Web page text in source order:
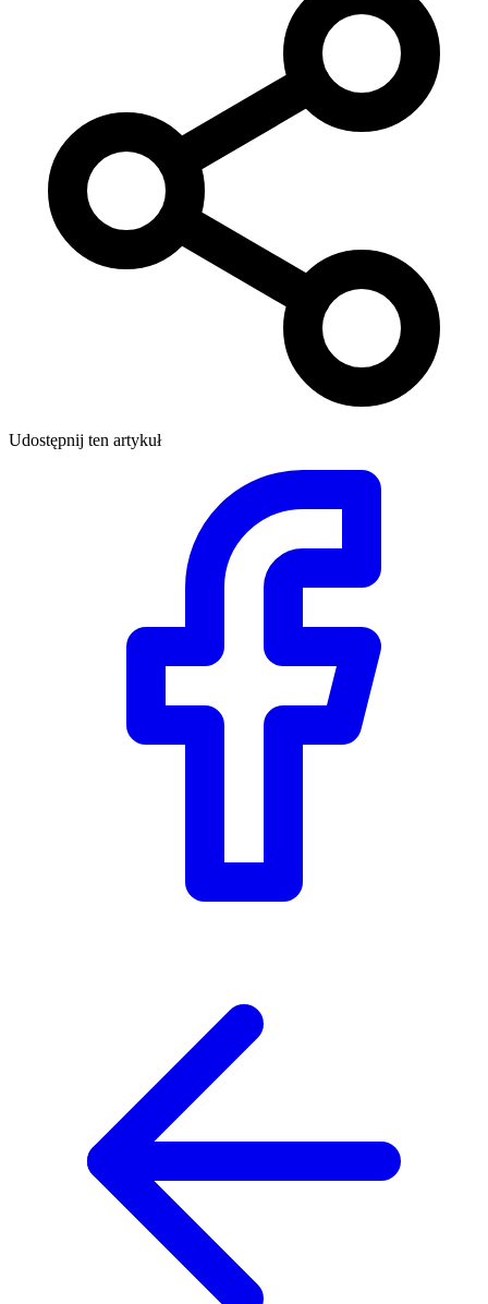
Udostępnij ten artykuł